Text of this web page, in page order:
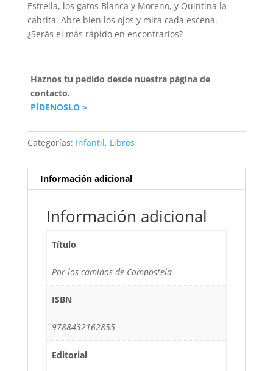
Estrella, los gatos Blanca y Moreno, y Quintina la
cabrita. Abre bien los ojos y mira cada escena.
¿Serás el más rápido en encontrarlos?
Haznos tu pedido desde nuestra página de
contacto.
PÍDENOSLO >
Categorías: Infantil, Libros
Información adicional
Información adicional
Título
Por los caminos de Compostela
ISBN
9788432162855
Editorial